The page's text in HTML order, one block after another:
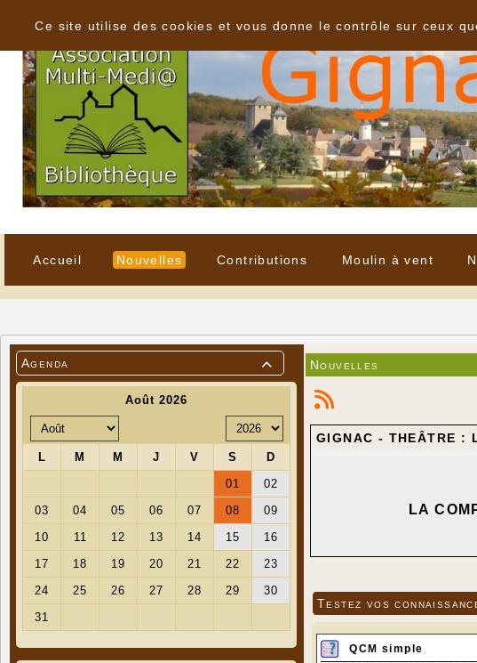
Accueil Nouvelles Contributions Moulin à vent

Agenda Nouvelles
GIGNAC - THEÂTRE
LA
Testez vos
QCM simple
Ce site utilise des cookies et vous donne le contrôle sur ceux